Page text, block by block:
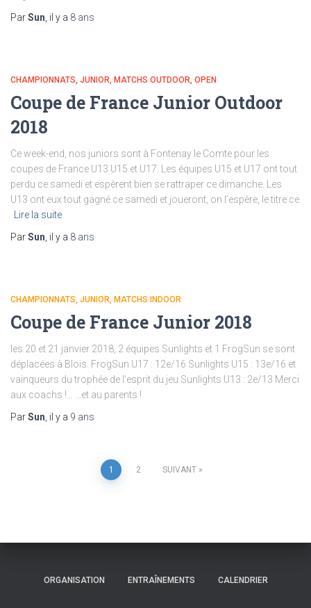
ParSun, il y a 8 ans
CHAMPIONNATS JUNIOR MATCHS OUTDOOR OPEN
Coupe de France Junior Outdoor
2018
Ce week-end, nos juniors sont à Fontenay le Comte pour les
coupes de France U13 U15 et U17. Les équipes U15 et U17 ont tout
perdu ce samedi et espèrent bien se rattraper ce dimanche. Les
U13 ont eux tout gagné ce samedi et joueront, on l’espère, le titre ce
Lire la suite
ParSun, il y a 8 ans
CHAMPIONNATS JUNIOR MATCHS INDOOR
Coupe de France Junior 2018
les 20 et 21 janvier 2018, 2 équipes Sunlights et 1 FrogSun se sont
déplacées à Blois. FrogSun U17 : 12e/16 Sunlights U15 : 13e/16 et
vainqueurs du trophée de l’esprit du jeu Sunlights U13 : 2e/13 Merci
aux coachs !… …et au parents !
ParSun, il y a 9 ans
Pagination
publications
1 2 SUIVANT
ORGANISATION ENTRAÎNEMENTS CALENDRIER